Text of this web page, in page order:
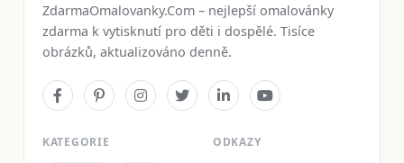
ZdarmaOmalovanky.Com – nejlepší omalovánky
zdarma k vytisknutí pro děti i dospělé. Tisíce
obrázků, aktualizováno denně.
KATEGORIE ODKAZY